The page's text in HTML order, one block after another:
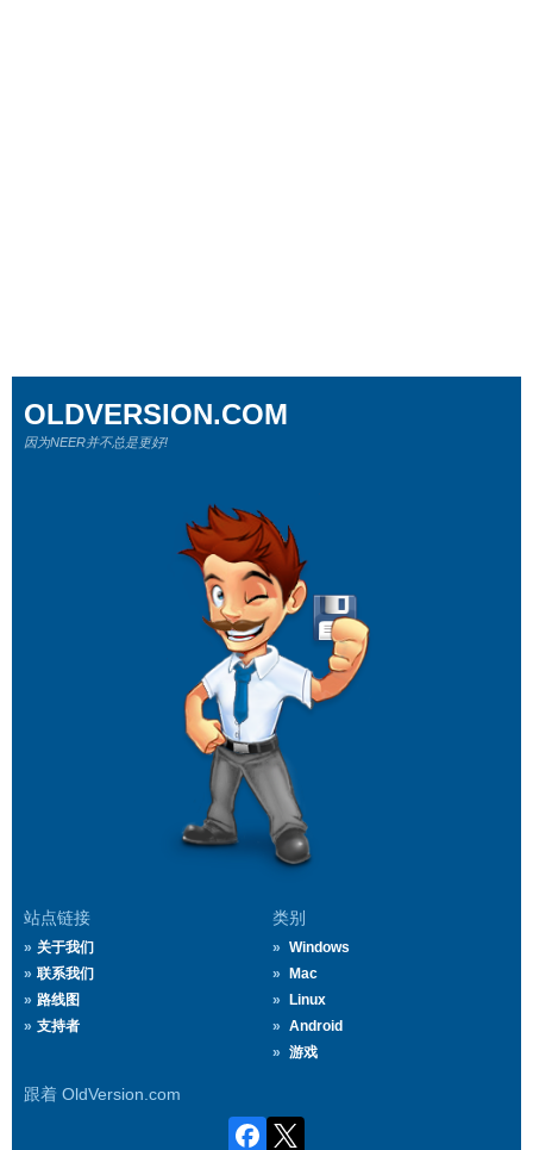
站点链接
关于我们
联系我们
路线图
支持者
类别
Windows
Mac
Linux
Android
游戏
跟着 OldVersion.com
OLDVERSION.COM
因为NEER并不总是更好!